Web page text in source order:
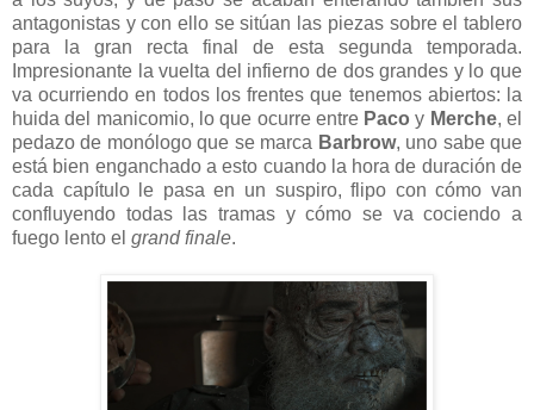
antagonistas y con ello se sitúan las piezas sobre el tablero
para la gran recta final de esta segunda temporada.
Impresionante la vuelta del infierno de dos grandes y lo que
va ocurriendo en todos los frentes que tenemos abiertos: la
huida del manicomio, lo que ocurre entre Paco y Merche, el
pedazo de monólogo que se marca Barbrow, uno sabe que
está bien enganchado a esto cuando la hora de duración de
cada capítulo le pasa en un suspiro, flipo con cómo van
confluyendo todas las tramas y cómo se va cociendo a
fuego lento el grand finale.